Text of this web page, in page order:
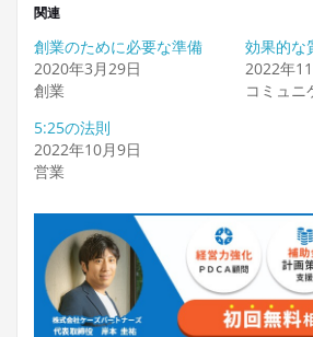
関連
創業のために必要な準備
2020年3月29日
創業
効果的な
2022年
コミュニ
5:25の法則
2022年10月9日
営業